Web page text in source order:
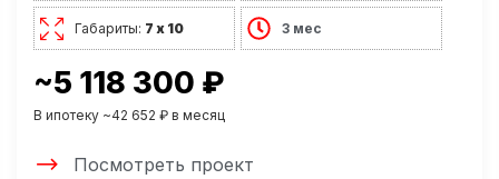
Габариты: 7 х 10 3 мес
~5 118 300 ₽
В ипотеку ~42 652 ₽ в месяц
Посмотреть проект